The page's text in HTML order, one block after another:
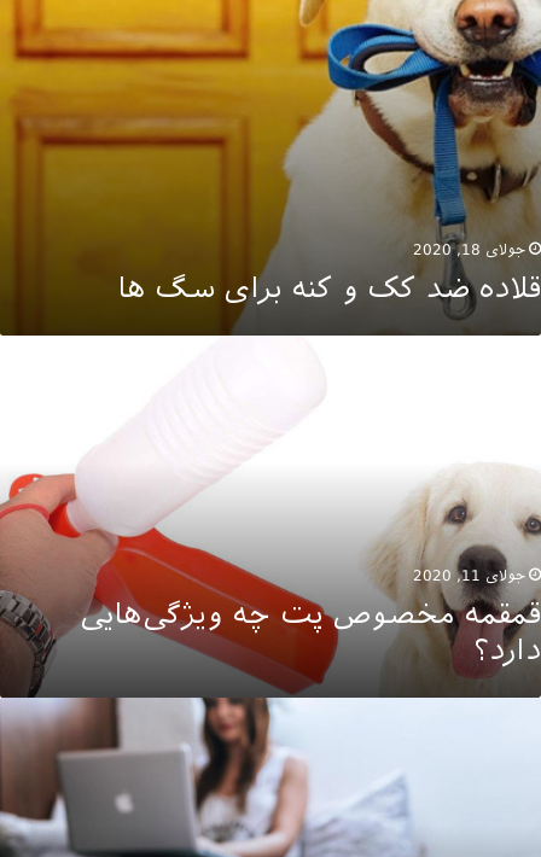
جولای 18, 2020
قلاده ضد کک و کنه برای سگ ها
دارد؟
جولای 11, 2020
قمقمه مخصوص پت چه ویژگی‌هایی
دارد؟